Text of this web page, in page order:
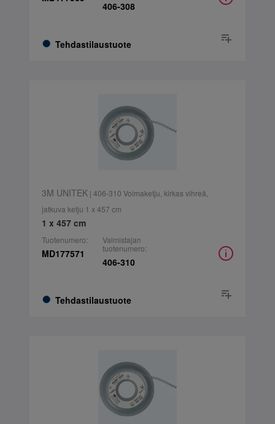
Tehdastilaustuote
406-308
3M UNITEK| 406-310 Voimaketju, kirkas vihreä,
jatkuva ketju 1 x 457 cm
1 x 457 cm
Tuotenumero:
MD177571
Tehdastilaustuote
Valmistajan
tuotenumero:
406-310